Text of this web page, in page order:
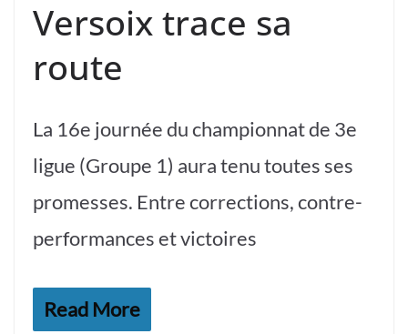
Versoix trace sa
route
La 16e journée du championnat de 3e
ligue (Groupe 1) aura tenu toutes ses
promesses. Entre corrections, contre-
performances et victoires
Read More